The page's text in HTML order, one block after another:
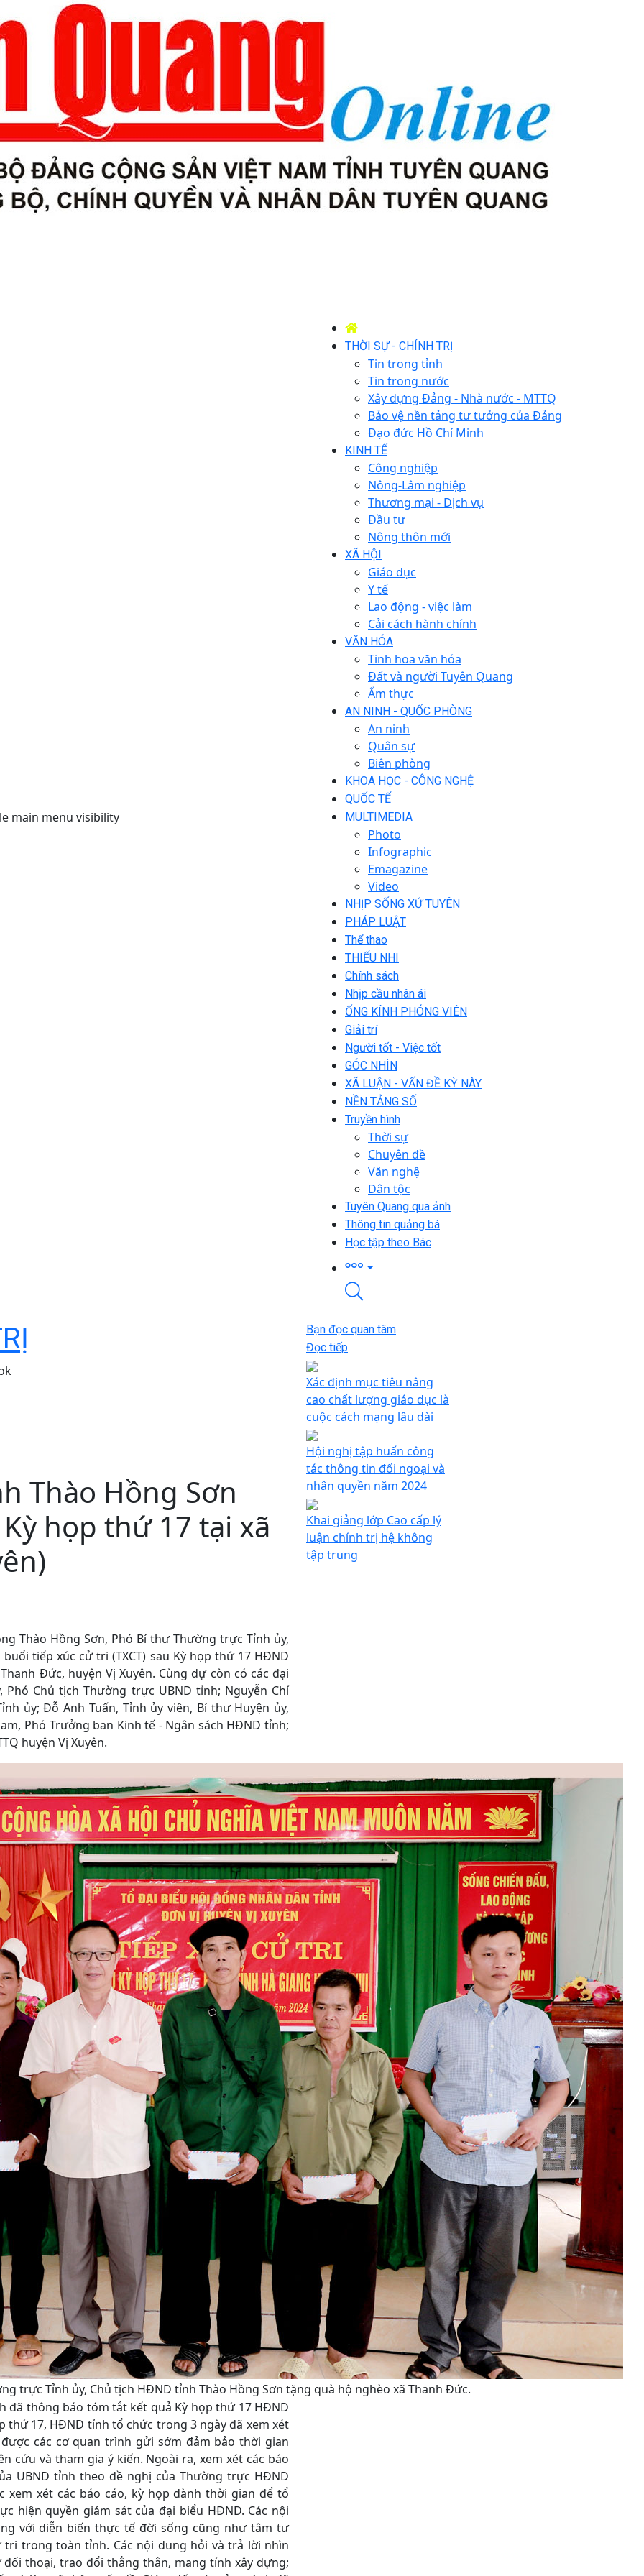
main menu visibility
THỜI SỰ - CHÍNH TRỊ
Tin trong tỉnh
Tin trong nước
Xây dựng Đảng - Nhà nước - MTTQ
Bảo vệ nền tảng tư tưởng của Đảng
Đạo đức Hồ Chí Minh
KINH TẾ
Công nghiệp
Nông-Lâm nghiệp
Thương mại - Dịch vụ
Đầu tư
Nông thôn mới
XÃ HỘI
Giáo dục
Y tế
Lao động - việc làm
Cải cách hành chính
VĂN HÓA
Tinh hoa văn hóa
Đất và người Tuyên Quang
Ẩm thực
AN NINH - QUỐC PHÒNG
An ninh
Quân sự
Biên phòng
KHOA HỌC - CÔNG NGHỆ
QUỐC TẾ
MULTIMEDIA
Photo
Infographic
Emagazine
Video
NHỊP SỐNG XỨ TUYÊN
PHÁP LUẬT
Thể thao
THIẾU NHI
Chính sách
Nhịp cầu nhân ái
ỐNG KÍNH PHÓNG VIÊN
Giải trí
Người tốt - Việc tốt
GÓC NHÌN
XÃ LUẬN - VẤN ĐỀ KỲ NÀY
NỀN TẢNG SỐ
Truyền hình
Thời sự
Chuyên đề
Văn nghệ
Dân tộc
Tuyên Quang qua ảnh
Thông tin quảng bá
Học tập theo Bác
Thào Hồng Sơn
họp thứ 17 tại xã
Thào Hồng Sơn, Phó Bí thư Thường trực Tỉnh ủy,
tiếp xúc cử tri (TXCT) sau Kỳ họp thứ 17 HĐND
Đức, huyện Vị Xuyên. Cùng dự còn có các đại
Phó Chủ tịch Thường trực UBND tỉnh; Nguyễn Chí
ủy; Đỗ Anh Tuấn, Tỉnh ủy viên, Bí thư Huyện ủy,
Phó Trưởng ban Kinh tế - Ngân sách HĐND tỉnh;
huyện Vị Xuyên.
trực Tỉnh ủy, Chủ tịch HĐND tỉnh Thào Hồng Sơn tặng quà hộ nghèo xã Thanh Đức.
đã thông báo tóm tắt kết quả Kỳ họp thứ 17 HĐND
thứ 17, HĐND tỉnh tổ chức trong 3 ngày đã xem xét
các cơ quan trình gửi sớm đảm bảo thời gian
cứu và tham gia ý kiến. Ngoài ra, xem xét các báo
UBND tỉnh theo đề nghị của Thường trực HĐND
xem xét các báo cáo, kỳ họp dành thời gian để tổ
hiện quyền giám sát của đại biểu HĐND. Các nội
với diễn biến thực tế đời sống cũng như tâm tư
tri trong toàn tỉnh. Các nội dung hỏi và trả lời nhìn
thoại, trao đổi thẳng thắn, mang tính xây dựng;
Bạn đọc quan tâm
Đọc tiếp
Xác định mục tiêu nâng
cao chất lượng giáo dục là
cuộc cách mạng lâu dài
Hội nghị tập huấn công
tác thông tin đối ngoại và
nhân quyền năm 2024
Khai giảng lớp Cao cấp lý
luận chính trị hệ không
tập trung